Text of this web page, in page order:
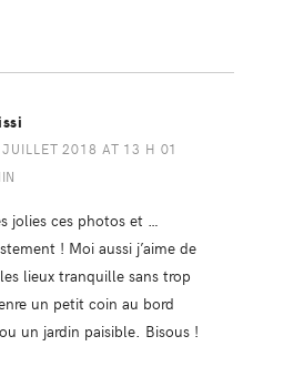
2018 AT 13 H 01
jolies ces photos et …
! Moi aussi j’aime de
lieux tranquille sans trop
un petit coin au bord
un jardin paisible. Bisous !